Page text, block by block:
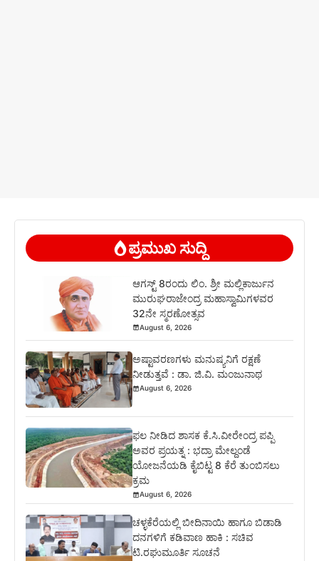
ಪ್ರಮುಖ ಸುದ್ದಿ
ಆಗಸ್ಟ್ 8ರಂದು ಲಿಂ. ಶ್ರೀ ಮಲ್ಲಿಕಾರ್ಜುನ
ಮುರುಘರಾಜೇಂದ್ರ ಮಹಾಸ್ವಾಮಿಗಳವರ
32ನೇ ಸ್ಮರಣೋತ್ಸವ
August 6, 2026
ಅಷ್ಟಾವರಣಗಳು ಮನುಷ್ಯನಿಗೆ ರಕ್ಷಣೆ
ನೀಡುತ್ತವೆ : ಡಾ. ಜಿ.ವಿ. ಮಂಜುನಾಥ
August 6, 2026
ಫಲ ನೀಡಿದ ಶಾಸಕ ಕೆ.ಸಿ.ವೀರೇಂದ್ರ ಪಪ್ಪಿ
ಅವರ ಪ್ರಯತ್ನ : ಭದ್ರಾ ಮೇಲ್ದಂಡೆ
ಯೋಜನೆಯಡಿ ಕೈಬಿಟ್ಟ 8 ಕೆರೆ ತುಂಬಿಸಲು
ಕ್ರಮ
August 6, 2026
ಚಳ್ಳಕೆರೆಯಲ್ಲಿ ಬೀದಿನಾಯಿ ಹಾಗೂ ಬಿಡಾಡಿ
ದನಗಳಿಗೆ ಕಡಿವಾಣ ಹಾಕಿ : ಸಚಿವ
ಟಿ.ರಘುಮೂರ್ತಿ ಸೂಚನೆ